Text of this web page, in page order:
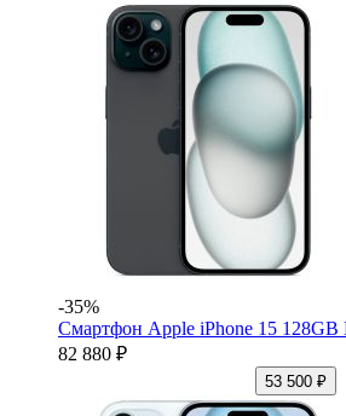
-35%
Смартфон Apple iPhone 15 128GB
82 880 ₽
53 500 ₽